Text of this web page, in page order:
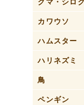
カワウソ
ハムスター
ハリネズミ
鳥
ペンギン